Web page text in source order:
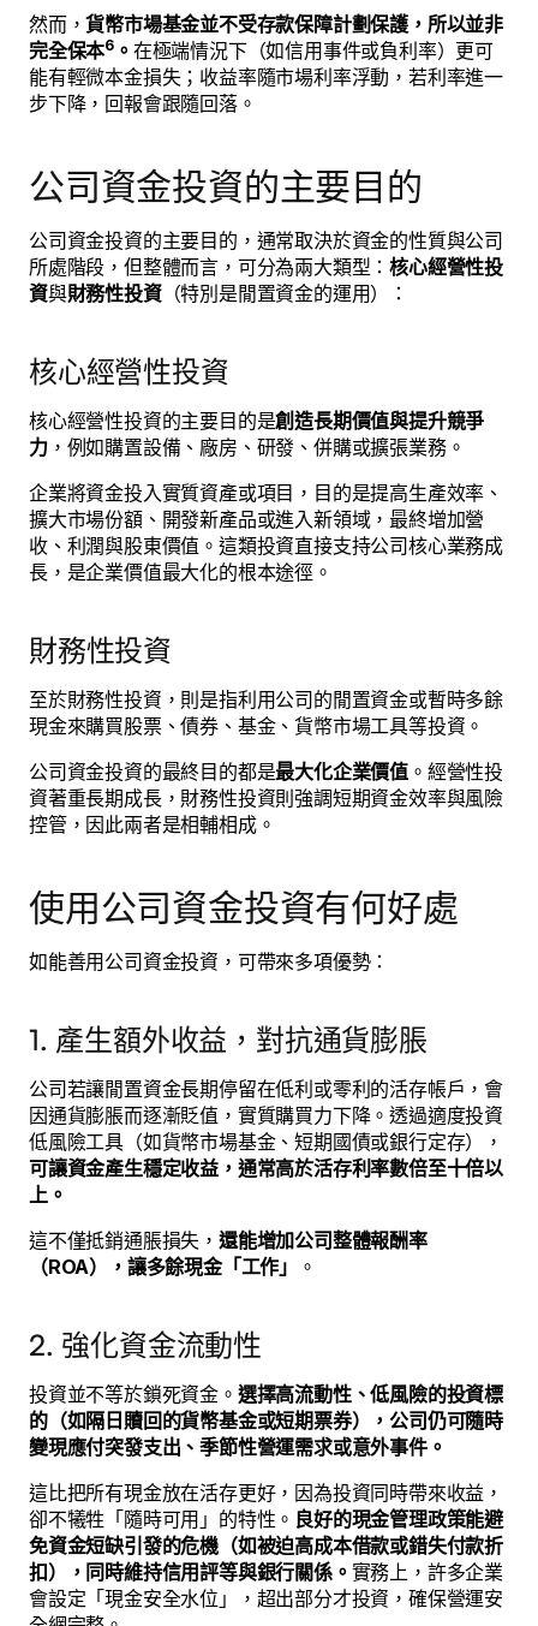
然而，貨幣市場基金並不受存款保障計劃保護，所以並非
完全保本6 。 在極端情況下（如信用事件或負利率）更可
能有輕微本金損失；收益率隨市場利率浮動，若利率進一
步下降，回報會跟隨回落。
公司資金投資的主要目的
公司資金投資的主要目的，通常取決於資金的性質與公司
所處階段，但整體而言，可分為兩大類型：核心經營性投
資與財務性投資（特別是閒置資金的運用）：
核心經營性投資
核心經營性投資的主要目的是創造長期價值與提升競爭
力，例如購置設備、廠房、研發、併購或擴張業務。
企業將資金投入實質資產或項目，目的是提高生產效率、
擴大市場份額、開發新產品或進入新領域，最終增加營
收、利潤與股東價值。這類投資直接支持公司核心業務成
長，是企業價值最大化的根本途徑。
財務性投資
至於財務性投資，則是指利用公司的閒置資金或暫時多餘
現金來購買股票、債券、基金、貨幣市場工具等投資。
公司資金投資的最終目的都是最大化企業價值 。經營性投
資著重長期成長，財務性投資則強調短期資金效率與風險
控管，因此兩者是相輔相成。
使用公司資金投資有何好處
如能善用公司資金投資，可帶來多項優勢：
1. 產生額外收益，對抗通貨膨脹
公司若讓閒置資金長期停留在低利或零利的活存帳戶，會
因通貨膨脹而逐漸貶值，實質購買力下降。透過適度投資
低風險工具（如貨幣市場基金、短期國債或銀行定存），
可讓資金產生穩定收益，通常高於活存利率數倍至十倍以
上。
這不僅抵銷通脹損失， 還能增加公司整體報酬率
（ROA），讓多餘現金「工作」
。
2. 強化資金流動性
投資並不等於鎖死資金。 選擇高流動性、低風險的投資標
的（如隔日贖回的貨幣基金或短期票券），公司仍可隨時
變現應付突發支出、季節性營運需求或意外事件。
這比把所有現金放在活存更好，因為投資同時帶來收益，
卻不犧牲「隨時可用」的特性。 良好的現金管理政策能避
免資金短缺引發的危機（如被迫高成本借款或錯失付款折
扣），同時維持信用評等與銀行關係。 實務上，許多企業
會設定「現金安全水位」，超出部分才投資，確保營運安